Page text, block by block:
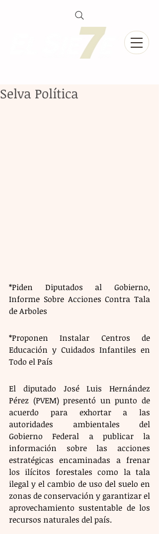
Selva Política
*Piden Diputados al Gobierno,
Informe Sobre Acciones Contra Tala
de Arboles
*Proponen Instalar Centros de
Educación y Cuidados Infantiles en
Todo el País
El diputado José Luis Hernández
Pérez (PVEM) presentó un punto de
acuerdo para exhortar a las
autoridades ambientales del
Gobierno Federal a publicar la
información sobre las acciones
estratégicas encaminadas a frenar
los ilícitos forestales como la tala
ilegal y el cambio de uso del suelo en
zonas de conservación y garantizar el
aprovechamiento sustentable de los
recursos naturales del país.